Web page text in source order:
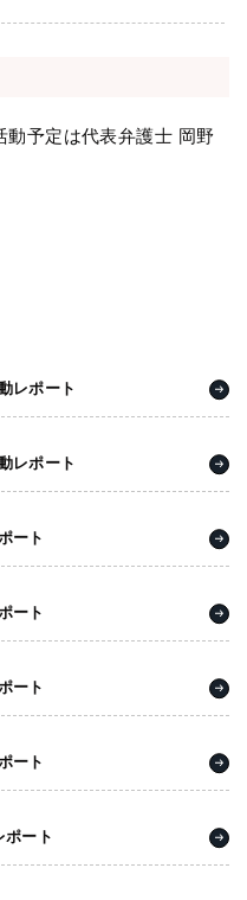
動予定は代表弁護士 岡野
レポート
レポート
ート
ート
ート
ート
ポート